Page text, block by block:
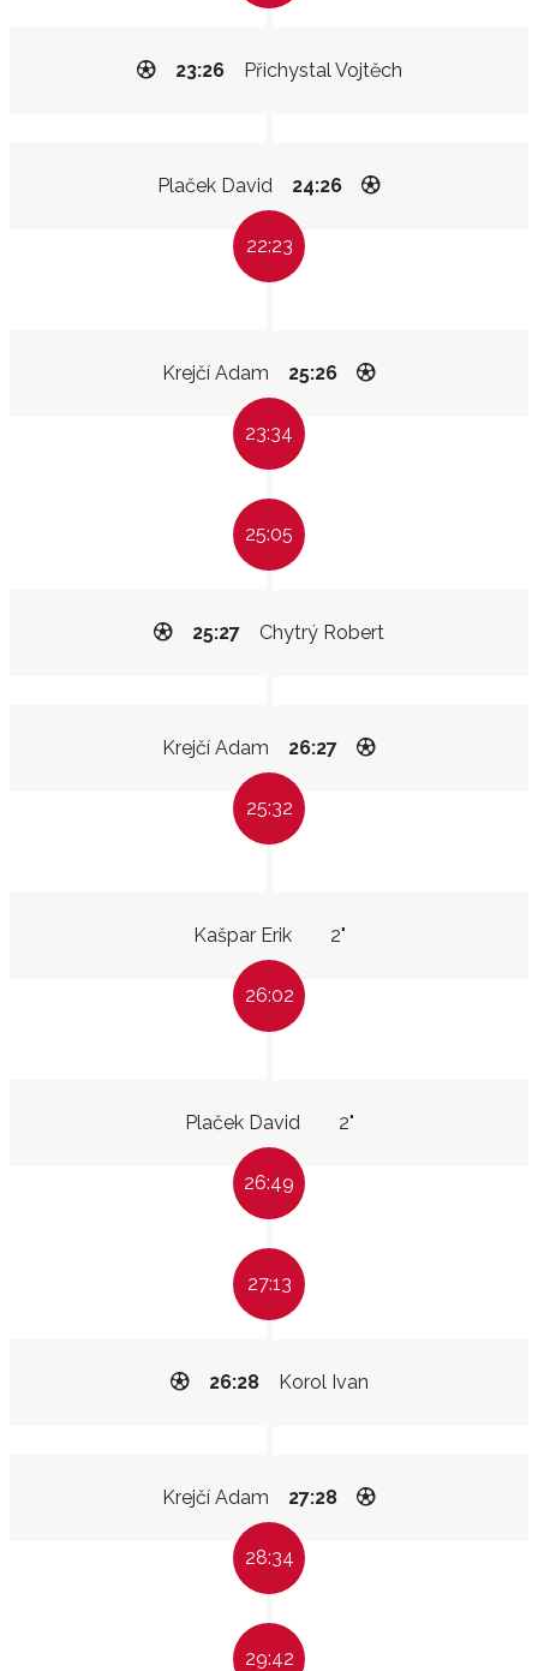
Přichystal Vojtěch
23:26
Plaček David 24:26
22:23
Krejčí Adam 25:26
23:34
25:05
Chytrý Robert
25:27
Krejčí Adam 26:27
25:32
Kašpar Erik 2"
26:02
Plaček David 2"
26:49
27:13
Korol Ivan
26:28
Krejčí Adam 27:28
28:34
29:42